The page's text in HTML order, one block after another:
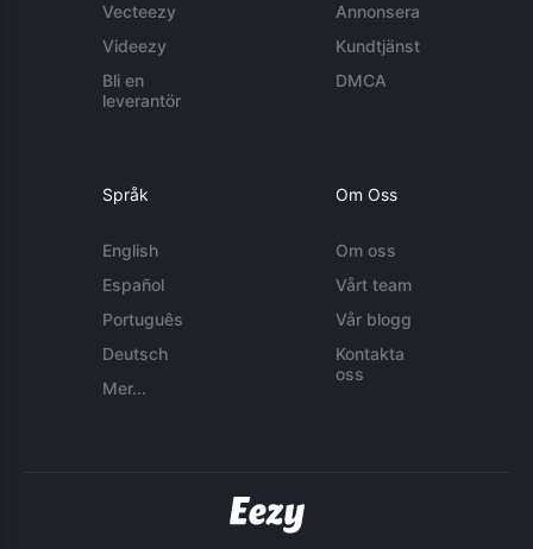
Vecteezy
Videezy
Bli en
leverantör
Annonsera
Kundtjänst
DMCA
Språk
English
Español
Português
Deutsch
Mer...
Om Oss
Om oss
Vårt team
Vår blogg
Kontakta
oss